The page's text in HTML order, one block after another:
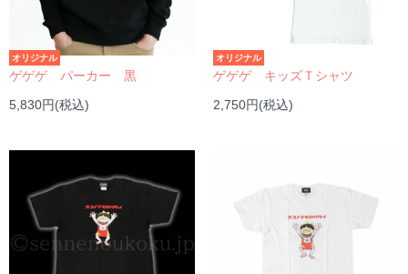
オリジナル
ゲゲゲ パーカー 黒
5,830円(税込)
オリジナル
ゲゲゲ キッズＴシャツ
2,750円(税込)